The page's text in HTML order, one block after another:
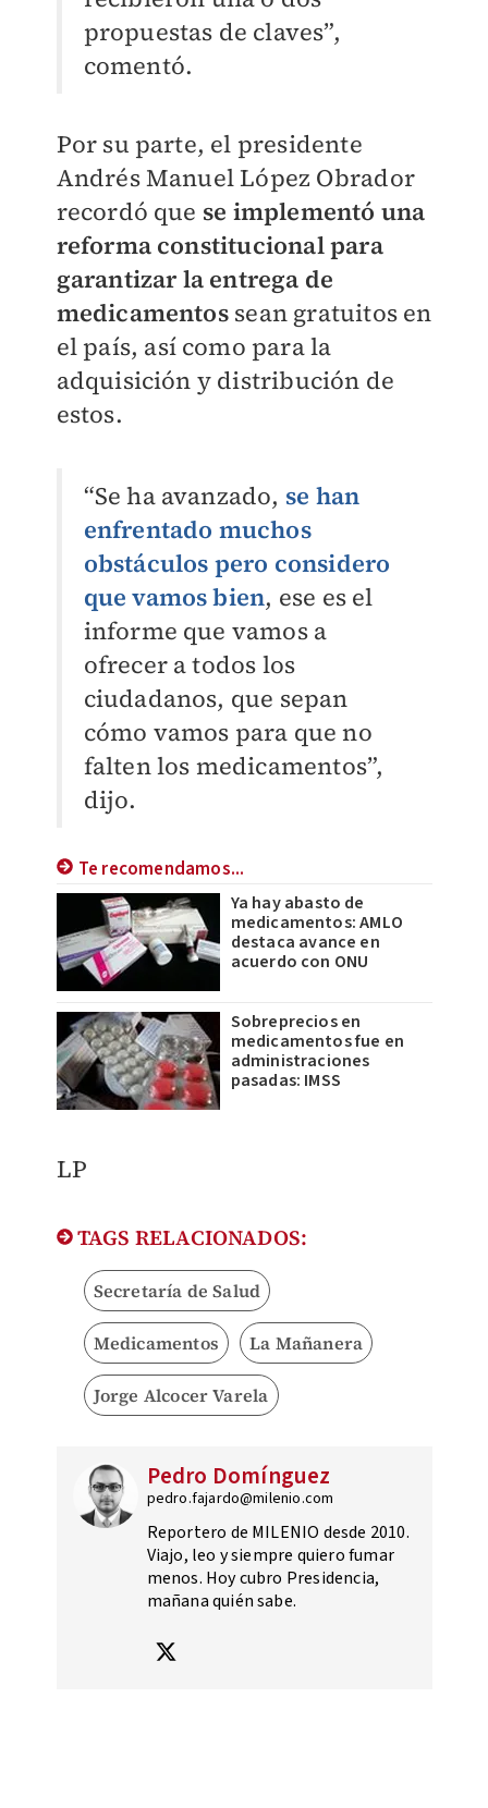
propuestas de claves”,
comentó.
Por su parte, el presidente
Andrés Manuel López Obrador
recordó que se implementó una
reforma constitucional para
garantizar la entrega de
medicamentossean gratuitos en
el país, así como para la
adquisición y distribución de
estos.
“Se ha avanzado, se han
enfrentado muchos
obstáculos pero considero
que vamos bien, ese es el
informe que vamos a
ofrecer a todos los
ciudadanos, que sepan
cómo vamos para que no
falten los medicamentos”,
dijo.
Te recomendamos...
Ya hay abasto de
medicamentos: AMLO
destaca avance en
acuerdo con ONU
Sobreprecios en
medicamentos fue en
administraciones
pasadas: IMSS
LP
TAGS RELACIONADOS:
Secretaría de Salud
Medicamentos La Mañanera
Jorge Alcocer Varela
Pedro Domínguez
pedro.fajardo@milenio.com
Reportero de MILENIO desde 2010.
Viajo, leo y siempre quiero fumar
menos. Hoy cubro Presidencia,
mañana quién sabe.